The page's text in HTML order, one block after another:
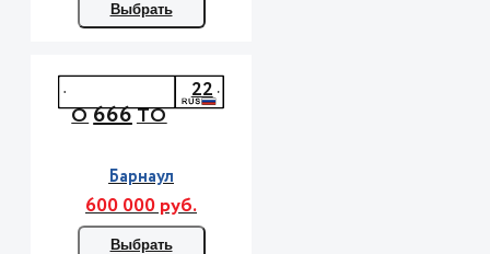
Выбрать
О666ТО
22
Барнаул
600 000 руб.
Выбрать